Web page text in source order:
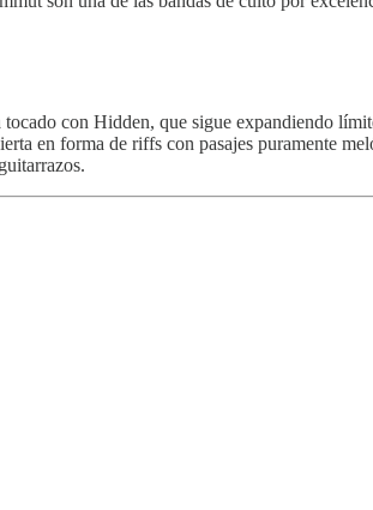
con Hidden, que sigue expandiendo
en forma de riffs con pasajes puramente